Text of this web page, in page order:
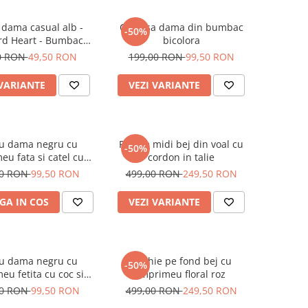
casual alb -
Heart - Bumbac
Organic
RON49,50 RON
-50%
Camasa dama din bumbac
bicolora
199,00 RON99,50 RON
VEZI VARIANTE
dama negru cu
fata si catel cu
ochelari
RON99,50 RON
IN COS
-50%
Rochie midi bej din voal cu
cordon in talie
499,00 RON249,50 RON
VEZI VARIANTE
dama negru cu
fetita cu coc si
albastrii
RON99,50 RON
-50%
Rochie pe fond bej cu
imprimeu floral roz
499,00 RON249,50 RON